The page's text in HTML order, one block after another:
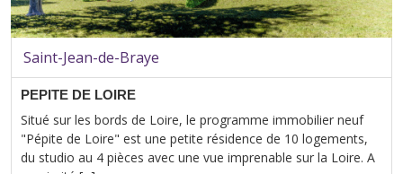
Saint-Jean-de-Braye
PEPITE DE LOIRE
Situé sur les bords de Loire, le programme immobilier neuf
"Pépite de Loire" est une petite résidence de 10 logements,
du studio au 4 pièces avec une vue imprenable sur la Loire. A